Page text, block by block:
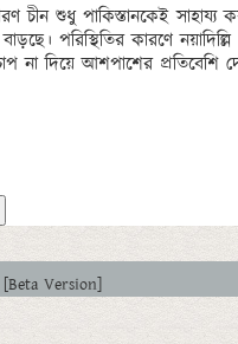
চীন শুধু পাকিস্তানকেই সাহায্য
পরিস্থিতির কারণে
না দিয়ে আশপাশের
Version]